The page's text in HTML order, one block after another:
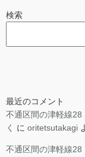
検索
最近のコメント
不通区間の津軽線
く
に oritetsutakagi
不通区間の津軽線